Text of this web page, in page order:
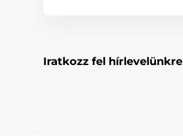
Iratkozz fel hírlevelünkre